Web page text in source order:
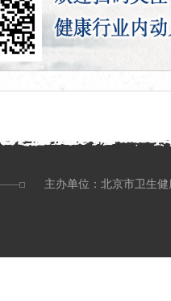
主办单位：北京市卫生